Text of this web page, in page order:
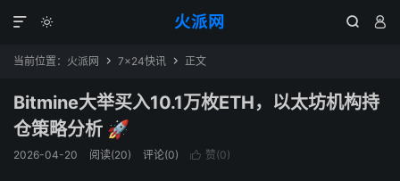
火派网
  

当前位置： 火派网  7×24快讯  正文
Bitmine大举买入10.1万枚ETH，以太坊机构持
仓策略分析 🚀
2026-04-20 阅读(20) 评论(0)  赞(0)